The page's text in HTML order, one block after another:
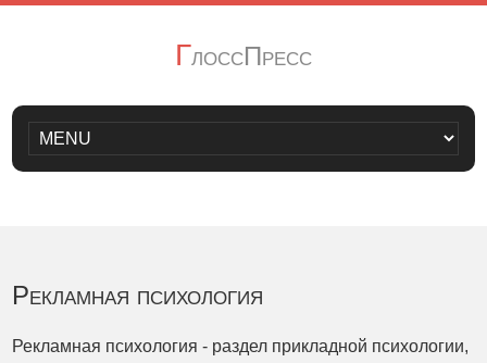
ГлоссПресс
Рекламная психология
Рекламная психология - раздел прикладной психологии,